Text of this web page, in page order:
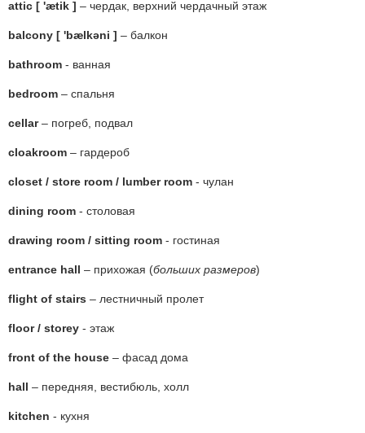
attic [ 'ætik ] – чердак, верхний чердачный этаж
balcony [ 'bælkəni ] – балкон
bathroom - ванная
bedroom – спальня
cellar– погреб, подвал
cloakroom – гардероб
closet / store room / lumber room - чулан
dining room - столовая
drawing room / sitting room - гостиная
entrance hall – прихожая (больших размеров)
flight of stairs – лестничный пролет
floor / storey - этаж
front of the house – фасад дома
hall – передняя, вестибюль, холл
kitchen - кухня